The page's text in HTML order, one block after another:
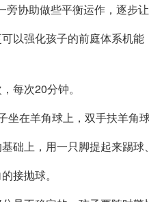
协助做些平衡运作，逐步让
以强化孩子的前庭体系机
每次20分钟。
坐在羊角球上，双手扶羊角
础上，用一只脚提起来踢球
接抛球。